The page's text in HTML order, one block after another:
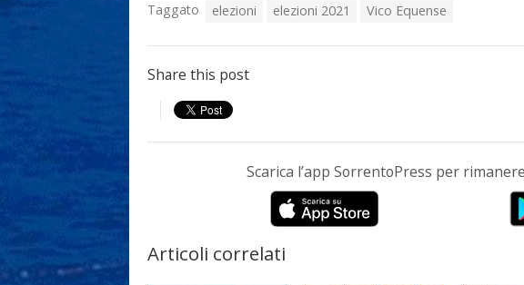
Taggato elezioni elezioni 2021 Vico Equense
Share this post
Scarica l’app SorrentoPress per
Articoli correlati